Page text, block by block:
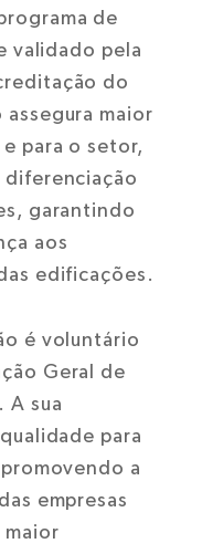
de
validado pela
do
assegura maior
para o setor,
diferenciação
garantindo
aos
edificações.
é voluntário
Geral de
A sua
para
a
empresas